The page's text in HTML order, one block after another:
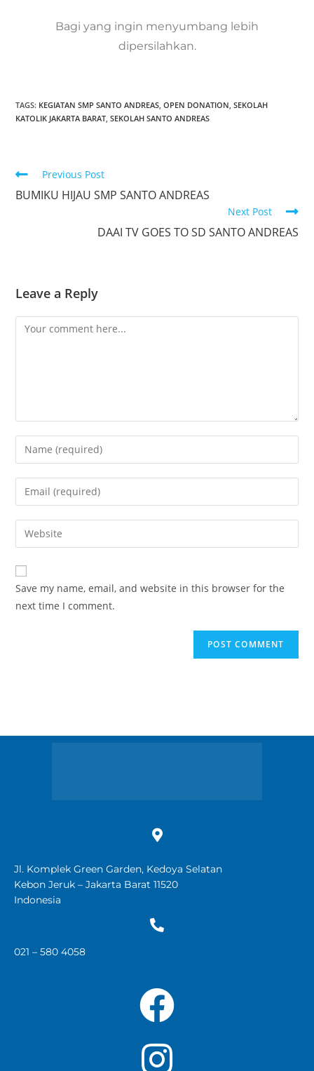
Bagi yang ingin menyumbang lebih
dipersilahkan.
TAGS: KEGIATAN SMP SANTO ANDREAS OPEN DONATION SEKOLAH
KATOLIK JAKARTA BARAT SEKOLAH SANTO ANDREAS
Previous Post
BUMIKU HIJAU SMP SANTO ANDREAS
Next Post
DAAI TV GOES TO SD SANTO ANDREAS
Leave a Reply
Save my name, email, and website in this browser for the
next time I comment.
Jl. Komplek Green Garden, Kedoya Selatan
Kebon Jeruk – Jakarta Barat 11520
Indonesia
021 – 580 4058